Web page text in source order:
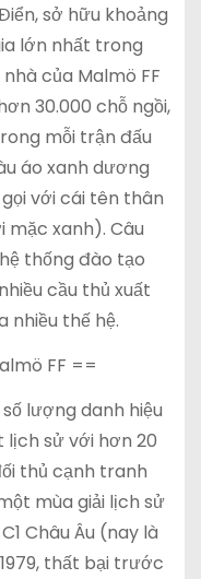
sở hữu khoảng
lớn nhất trong
của Malmö FF
30.000 chỗ ngồi,
mỗi trận đấu
áo xanh dương
với cái tên thân
mặc xanh). Câu
thống đào tạo
cầu thủ xuất
nhiều thế hệ.
FF ==
lượng danh hiệu
lịch sử với hơn 20
thủ cạnh tranh
mùa giải lịch sử
Châu Âu (nay là
thất bại trước